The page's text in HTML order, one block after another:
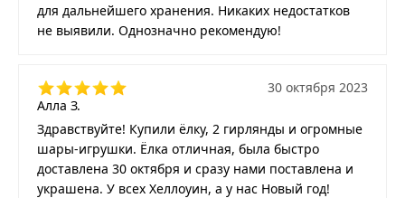
для дальнейшего хранения. Никаких недостатков
не выявили. Однозначно рекомендую!
Алла З.
30 октября 2023
Здравствуйте! Купили ёлку, 2 гирлянды и огромные
шары-игрушки. Ёлка отличная, была быстро
доставлена 30 октября и сразу нами поставлена и
украшена. У всех Хеллоуин, а у нас Новый год!